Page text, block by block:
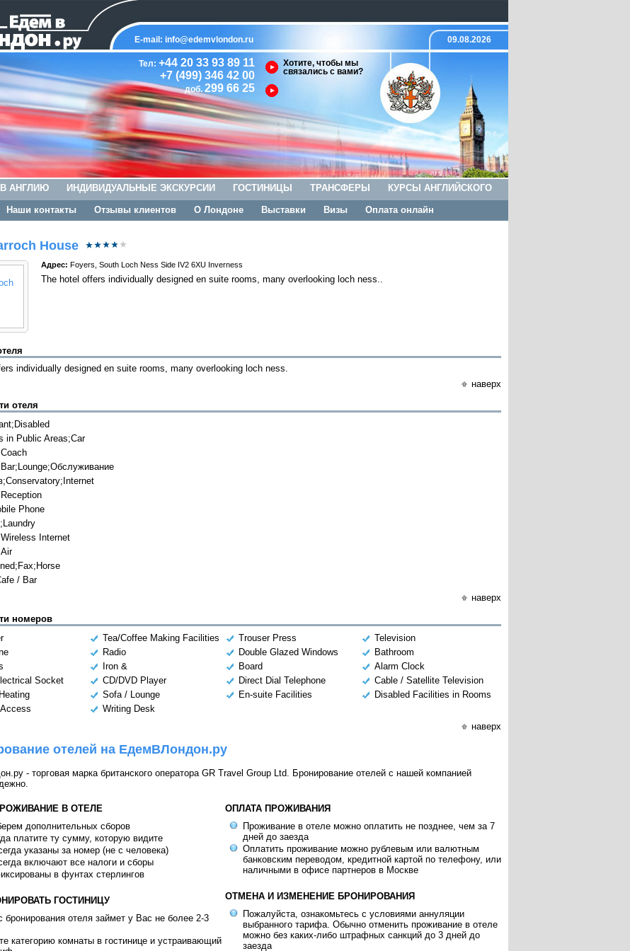
E-mail: info@edemvlondon.ru 09.08.2026
Тел: +44 20 33 93 89 11
+7 (499) 346 42 00
доб. 299 66 25
Хотите, чтобы мы
связались с вами?
АНГЛИЮ ИНДИВИДУАЛЬНЫЕ ЭКСКУРСИИ ГОСТИНИЦЫ ТРАНСФЕРЫ КУРСЫ АНГЛИЙСКОГО
Наши контакты Отзывы клиентов О Лондоне Выставки Визы Оплата онлайн
House
Адрес: Foyers, South Loch Ness Side IV2 6XU Inverness
The hotel offers individually designed en suite rooms, many overlooking loch ness..
individually designed en suite rooms, many overlooking loch ness.
наверх
отеля
in Public Areas;Car
Phone
Internet
/ Bar
наверх
номеров
Tea/Coffee Making Facilities Trouser Press
Television
Radio Double Glazed Windows
Bathroom
Iron & Board
Alarm Clock
Socket
CD/DVD Player Direct Dial Telephone
Cable / Satellite Television
Sofa / Lounge En-suite Facilities
Disabled Facilities in Rooms
Writing Desk
наверх
отелей на ЕдемВЛондон.ру
- торговая марка британского оператора GR Travel Group Ltd. Бронирование отелей с нашей компанией
В ОТЕЛЕ
дополнительных сборов
платите ту сумму, которую видите
указаны за номер (не с человека)
включают все налоги и сборы
в фунтах стерлингов
ГОСТИНИЦУ
бронирования отеля займет у Вас не более 2-3
категорию комнаты в гостинице и устраивающий
ОПЛАТА ПРОЖИВАНИЯ
Проживание в отеле можно оплатить не позднее, чем за 7
дней до заезда
Оплатить проживание можно рублевым или валютным
банковским переводом, кредитной картой по телефону, или
наличными в офисе партнеров в Москве
ОТМЕНА И ИЗМЕНЕНИЕ БРОНИРОВАНИЯ
Пожалуйста, ознакомьтесь с условиями аннуляции
выбранного тарифа. Обычно отменить проживание в отеле
можно без каких-либо штрафных санкций до 3 дней до
заезда